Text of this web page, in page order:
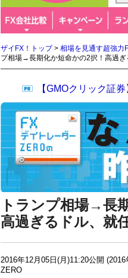
ザイFX！トップ> 相場を見通す超強力
プ相場→長期化か短命かの2択！高過ぎ
【GMOクリック証
トランプ相場→長
高過ぎるドル、就
2016年12月05日(月)11:20公開
ZERO